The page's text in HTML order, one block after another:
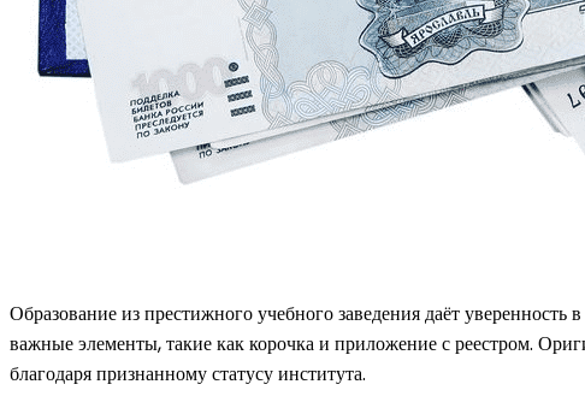
Образование из престижного учебного заведения даёт
важные элементы, такие как корочка и приложение с реестром.
благодаря признанному статусу института.